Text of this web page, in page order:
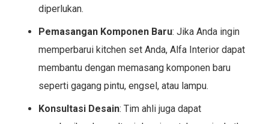
diperlukan.
Pemasangan Komponen Baru: Jika Anda ingin
memperbarui kitchen set Anda, Alfa Interior dapat
membantu dengan memasang komponen baru
seperti gagang pintu, engsel, atau lampu.
Konsultasi Desain: Tim ahli juga dapat